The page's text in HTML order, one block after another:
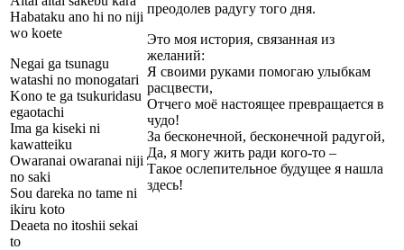
Habataku ano hi no niji
wo koete
Negai ga tsunagu
watashi no monogatari
Kono te ga tsukuridasu
egaotachi
Ima ga kiseki ni
kawatteiku
Owaranai owaranai niji
no saki
Sou dareka no tame ni
ikiru koto
Deaeta no itoshii sekai
to
преодолев радугу того дня.
Это моя история, связанная из
желаний:
Я своими руками помогаю улыбкам
расцвести,
Отчего моё настоящее превращается в
чудо!
За бесконечной, бесконечной радугой,
Да, я могу жить ради кого-то –
Такое ослепительное будущее я нашла
здесь!